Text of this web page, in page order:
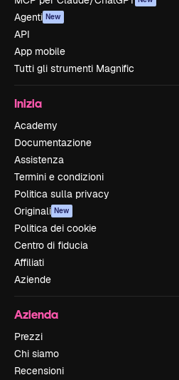
Agenti New
API
App mobile
Tutti gli strumenti Magnific
Inizia
Academy
Documentazione
Assistenza
Termini e condizioni
Politica sulla privacy
Originali New
Politica dei cookie
Centro di fiducia
Affiliati
Aziende
Azienda
Prezzi
Chi siamo
Recensioni